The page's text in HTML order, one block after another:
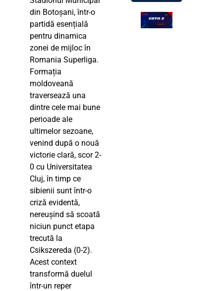
din Botoșani, într-o
partidă esențială
pentru dinamica
zonei de mijloc în
Romania Superliga.
Formația
moldoveană
traversează una
dintre cele mai bune
perioade ale
ultimelor sezoane,
venind după o nouă
victorie clară, scor 2-
0 cu Universitatea
Cluj, în timp ce
sibienii sunt într-o
criză evidentă,
nereușind să scoată
niciun punct etapa
trecută la
Csikszereda (0-2).
Acest context
transformă duelul
într-un reper